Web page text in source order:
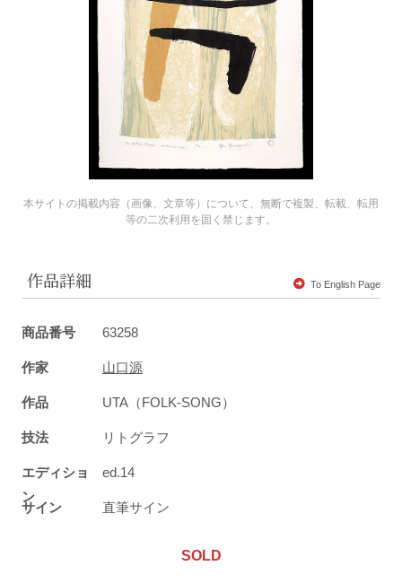
本サイトの掲載内容（画像、文章等）について、無断で複製、転載、転用
等の二次利用を固く禁じます。
作品詳細 To English Page
商品番号 63258
作家 山口源
作品 UTA（FOLK-SONG）
技法 リトグラフ
エディショ
ン
ed.14
サイン 直筆サイン
SOLD